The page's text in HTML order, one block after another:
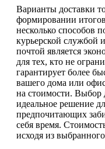
Варианты доставки
формировании
несколько способов
курьерской службой
почтой является
для тех, кто не
гарантирует более
вашего дома или
на стоимости. Выбор
идеальное решение
предпочитающих
себя время.
исходя из